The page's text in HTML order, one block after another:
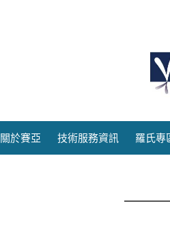
關於賽亞 技術服務資訊 羅氏專